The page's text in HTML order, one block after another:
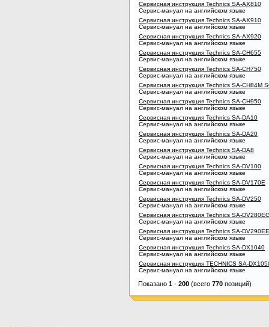
Сервисная инструкция Technics SA-AX810
Сервис-мануал на английском языке
Сервисная инструкция Technics SA-AX910
Сервис-мануал на английском языке
Сервисная инструкция Technics SA-AX920
Сервис-мануал на английском языке
Сервисная инструкция Technics SA-CH655
Сервис-мануал на английском языке
Сервисная инструкция Technics SA-CH750
Сервис-мануал на английском языке
Сервисная инструкция Technics SA-CH84M
Сервис-мануал на английском языке
Сервисная инструкция Technics SA-CH950
Сервис-мануал на английском языке
Сервисная инструкция Technics SA-DA10
Сервис-мануал на английском языке
Сервисная инструкция Technics SA-DA20
Сервис-мануал на английском языке
Сервисная инструкция Technics SA-DA8
Сервис-мануал на английском языке
Сервисная инструкция Technics SA-DV100
Сервис-мануал на английском языке
Сервисная инструкция Technics SA-DV170E
Сервис-мануал на английском языке
Сервисная инструкция Technics SA-DV250
Сервис-мануал на английском языке
Сервисная инструкция Technics SA-
Сервис-мануал на английском языке
Сервисная инструкция Technics SA-DV290EE
Сервис-мануал на английском языке
Сервисная инструкция Technics SA-DX1040
Сервис-мануал на английском языке
Сервисная инструкция TECHNICS SA-
Сервис-мануал на английском языке
Показано 1 - 200 (всего 770 позиций)